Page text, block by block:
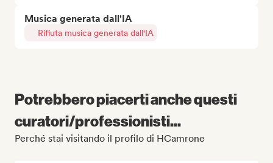
Musica generata dall'IA
Rifiuta musica generata dall'IA
Potrebbero piacerti anche questi
curatori/professionisti...
Perché stai visitando il profilo di HCamrone